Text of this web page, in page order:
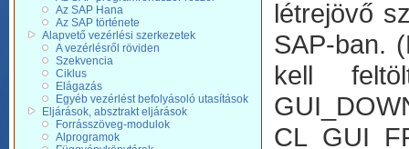
Az SAP Hana
Az SAP története
Alapvető vezérlési szerkezetek
A vezérlésről röviden
Szekvencia
Ciklus
Elágazás
Egyéb vezérlést befolyásoló utasítások
Eljárások, absztrakt eljárások
Forrásszöveg-modulok
Alprogramok
létrejövő
SAP-ban.
kell